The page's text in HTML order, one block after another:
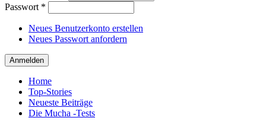
Passwort *
Neues Benutzerkonto erstellen
Neues Passwort anfordern
Home
Top-Stories
Neueste Beiträge
Die Mucha -Tests